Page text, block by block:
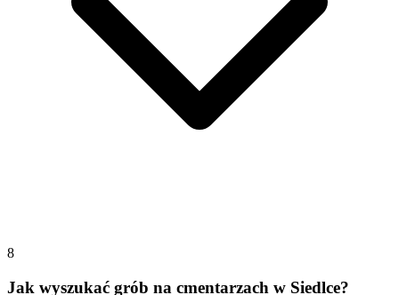
8
Jak wyszukać grób na cmentarzach w Siedlce?